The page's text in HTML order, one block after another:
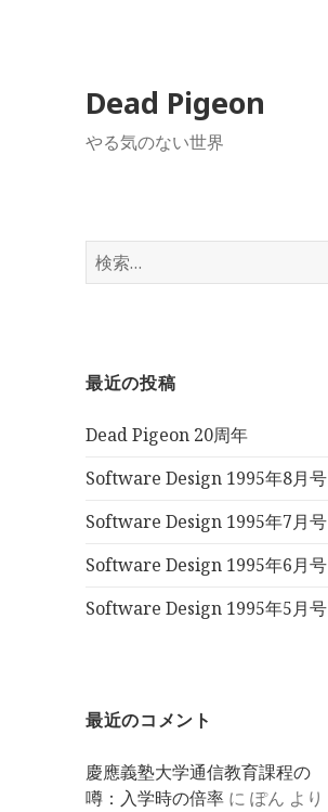
Dead Pigeon
やる気のない世界
検
索:
最近の投稿
Dead Pigeon 20周年
Software Design 1995年8月号
Software Design 1995年7月号
Software Design 1995年6月号
Software Design 1995年5月号
最近のコメント
慶應義塾大学通信教育課程の
噂：入学時の倍率 にぽん より